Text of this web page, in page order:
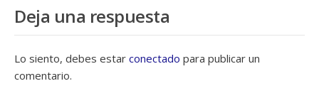
Deja una respuesta
Lo siento, debes estar conectado para publicar un
comentario.